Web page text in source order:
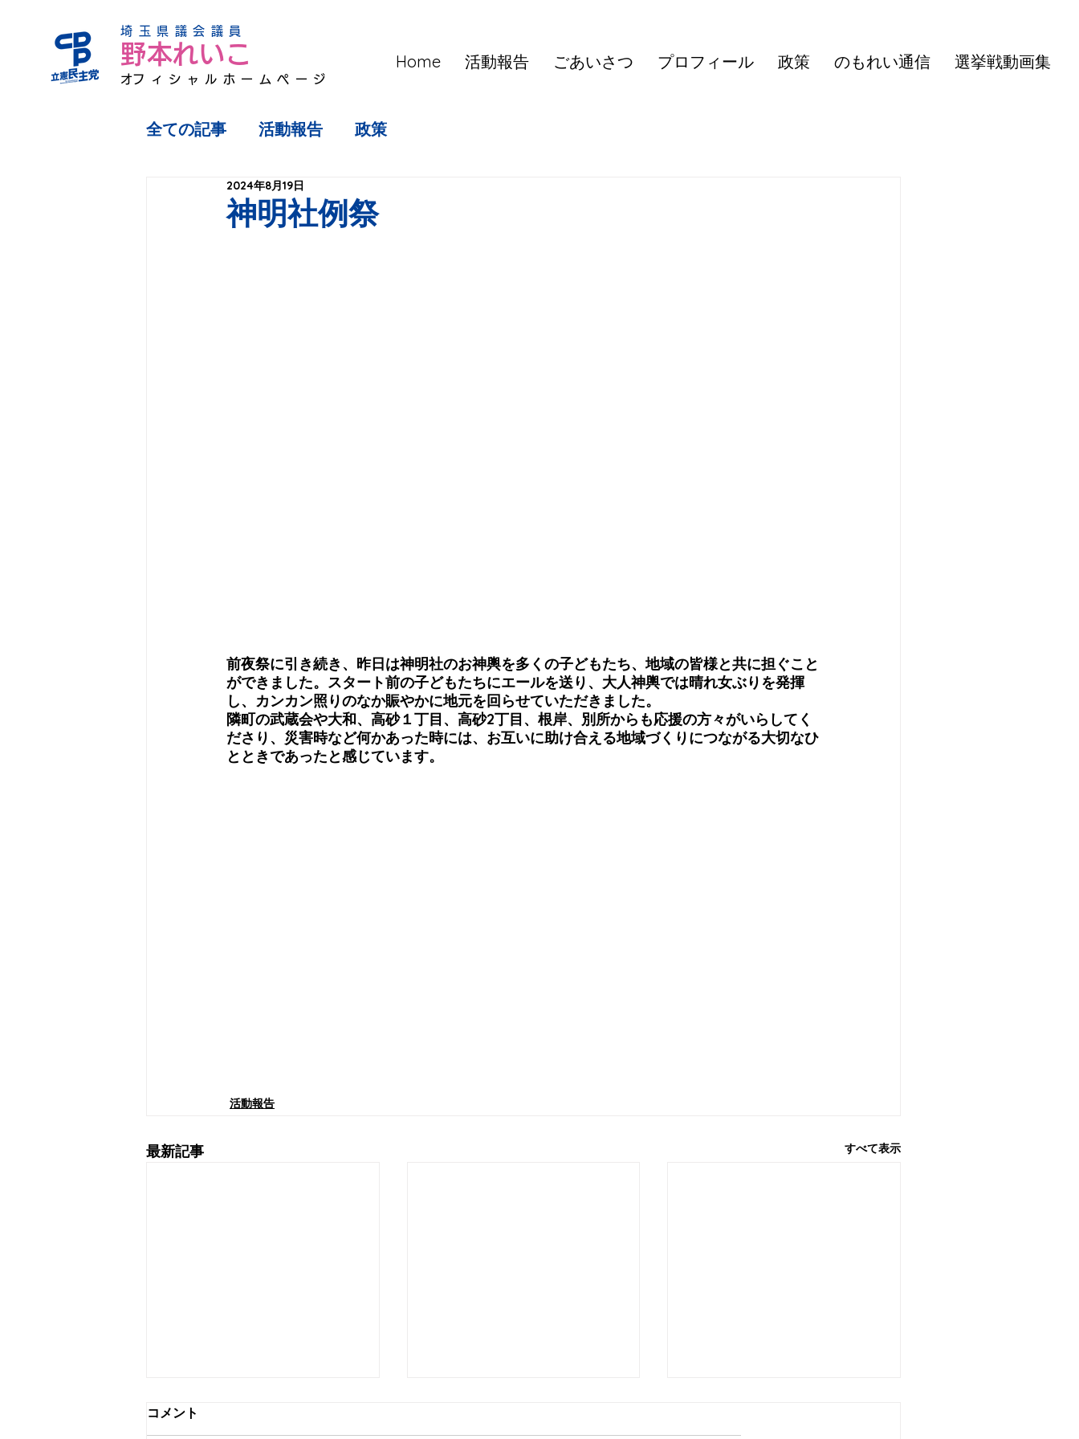
埼玉県議会議員
​オフィシャルホームページ
野本れいこ Home 活動報告 ごあいさつ プロフィール 政策 のもれい通信 選挙戦動画集
全ての記事 活動報告 政策
神明社例祭
2024年8月19日
前夜祭に引き続き、昨日は神明社のお神輿を多くの子どもたち、地域の皆様と共に担ぐこと
ができました。スタート前の子どもたちにエールを送り、大人神輿では晴れ女ぶりを発揮
し、カンカン照りのなか賑やかに地元を回らせていただきました。
隣町の武蔵会や大和、高砂１丁目、高砂2丁目、根岸、別所からも応援の方々がいらしてく
ださり、災害時など何かあった時には、お互いに助け合える地域づくりにつながる大切なひ
とときであったと感じています。
活動報告
最新記事 すべて表示
コメント